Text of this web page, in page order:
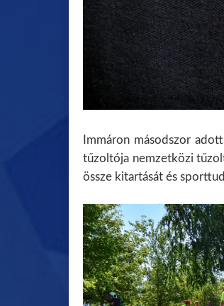
Immáron másodszor
tűzoltója nemzetközi
össze kitartását és